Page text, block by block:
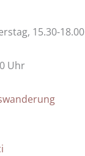
15.30-
Uhr